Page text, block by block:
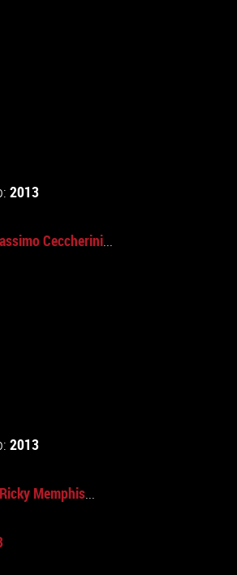
2013
Ceccherini...
2013
Ricky Memphis...